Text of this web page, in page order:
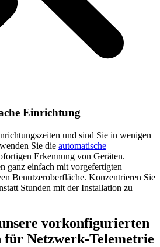
Einrichtung
und sind Sie in wenigen
Sie die automatische
Erkennung von Geräten.
ganz einfach mit vorgefertigten
Benutzeroberfläche. Konzentrieren Sie
Stunden mit der Installation zu
vorkonfigurierten
für Netzwerk-Telemetrie